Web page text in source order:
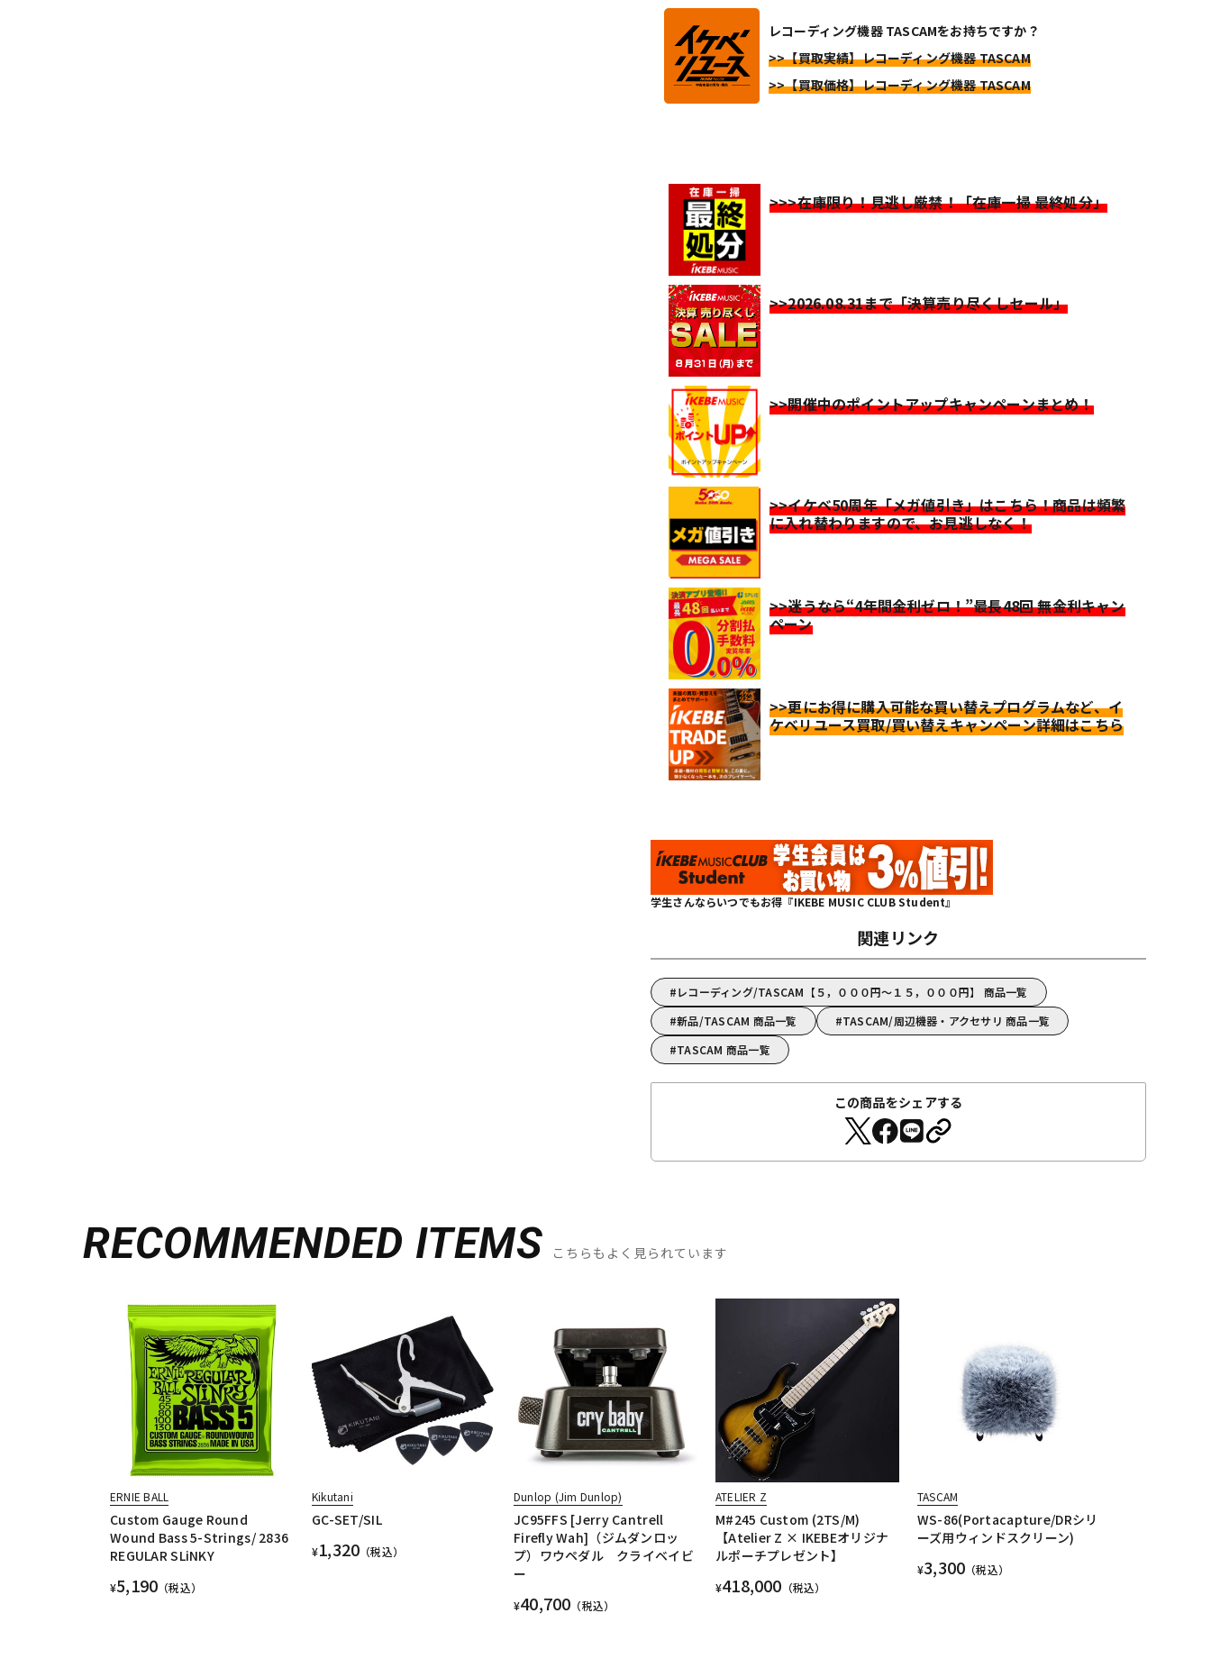
レコーディング機器 TASCAMをお持ちですか？
>>【買取実績】レコーディング機器 TASCAM
>>【買取価格】レコーディング機器 TASCAM
>>>在庫限り！見逃し厳禁！「在庫一掃 最終処分」
>>2026.08.31まで「決算売り尽くしセール」
>>開催中のポイントアップキャンペーンまとめ！
>>イケベ50周年「メガ値引き」はこちら！商品は頻繁
に入れ替わりますので、お見逃しなく！
>>迷うなら“4年間金利ゼロ！”最長48回 無金利キャン
ペーン
>>更にお得に購入可能な買い替えプログラムなど、イ
ケベリユース買取/買い替えキャンペーン詳細はこちら
学生さんならいつでもお得『IKEBE MUSIC CLUB Student』
関連リンク
レコーディング/TASCAM【５，０００円～１５，０００円】 商品一覧
新品/TASCAM 商品一覧
TASCAM/周辺機器・アクセサリ 商品一覧
TASCAM 商品一覧
この商品をシェアする
RECOMMENDED ITEMS こちらもよく見られています
ERNIE BALL
Custom Gauge Round
Wound Bass 5-Strings/ 2836
REGULAR SLiNKY
¥5,190 （税込）
Kikutani
GC-SET/SIL
¥1,320 （税込）
Dunlop (Jim Dunlop)
JC95FFS [Jerry Cantrell
Firefly Wah]（ジムダンロッ
プ）ワウペダル クライベイビ
ー
¥40,700 （税込）
ATELIER Z
M#245 Custom (2TS/M)
【Atelier Z × IKEBEオリジナ
ルポーチプレゼント】
¥418,000 （税込）
TASCAM
WS-86(Portacapture/DRシリ
ーズ用ウィンドスクリーン)
¥3,300 （税込）